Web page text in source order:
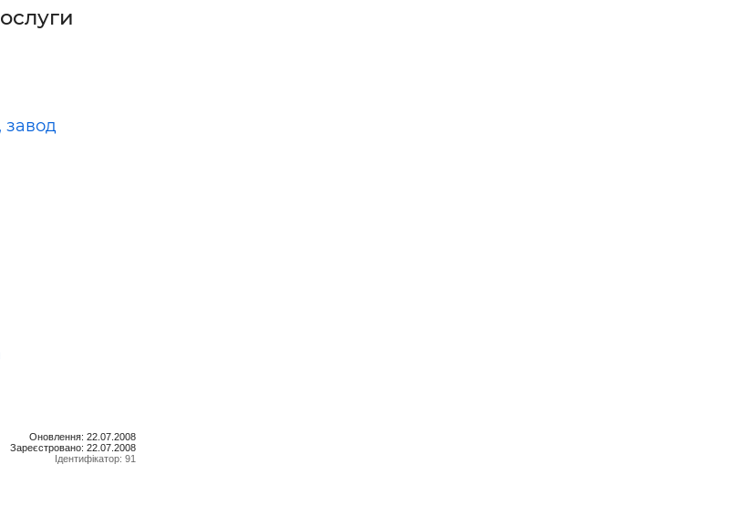
завод
Оновлення: 22.07.2008
Зареєстровано: 22.07.2008
Ідентифікатор: 91